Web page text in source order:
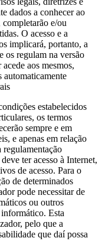
dados a conhecer ao
e/ou
O acesso e a
implicará, portanto, a
os regulam na versão
aos mesmos,
automaticamente
estabelecidos
os termos
sempre e em
e apenas em relação
regulamentação
ter acesso à Internet,
de acesso. Para o
de determinados
pode necessitar de
ou outros
Esta
pelo que a
que daí possa